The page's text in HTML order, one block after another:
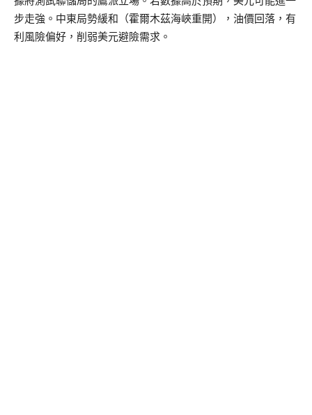
步走強。中東局勢緩和（霍爾木茲海峽重開），油價回落，有
利風險偏好，削弱美元避險需求。